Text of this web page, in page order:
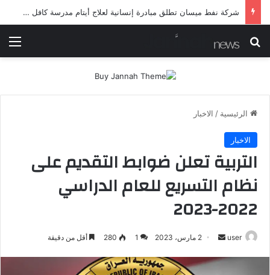
شرطة ميسان تلقي القبض على مطلقي العيارات النارية أثناء تشييع جنائزي في العمارة
بحث عن
الرئيسية / الاخبار
الاخبار
التربية تعلن ضوابط التقديم على
نظام التسريع للعام الدراسي
2022-2023
user
أرسل
إلكترونيا
2 مارس، 2023 1
280 أقل من دقيقة